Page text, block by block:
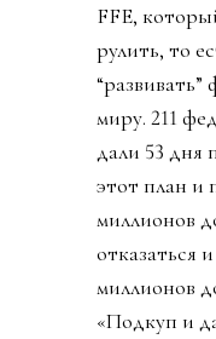
FFE,
рулить, то
“развивать”
миру. 211
дали 53 дня
этот план и
миллионов
отказаться
миллионов
«Подкуп и